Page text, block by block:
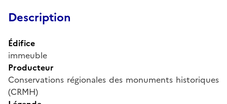
Description
Édifice
immeuble
Producteur
Conservations régionales des monuments historiques
(CRMH)